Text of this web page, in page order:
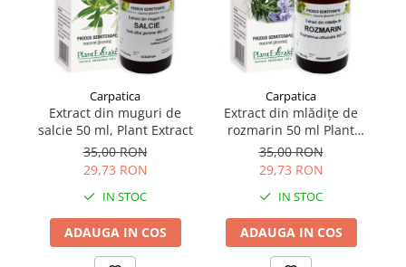
Carpatica
Extract din muguri de
salcie 50 ml, Plant Extract
35,00 RON
29,73 RON
IN STOC
ADAUGA IN COS
Carpatica
Extract din mlădițe de
rozmarin 50 ml Plant
Extract
35,00 RON
29,73 RON
IN STOC
ADAUGA IN COS